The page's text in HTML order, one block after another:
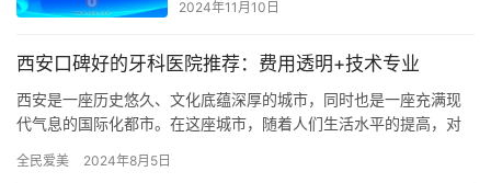
2024年11月10日
西安口碑好的牙科医院推荐：费用透明+技术专业
西安是一座历史悠久、文化底蕴深厚的城市，同时也是一座充满现
代气息的国际化都市。在这座城市，随着人们生活水平的提高，对
透明、…
全民爱美 2024年8月5日